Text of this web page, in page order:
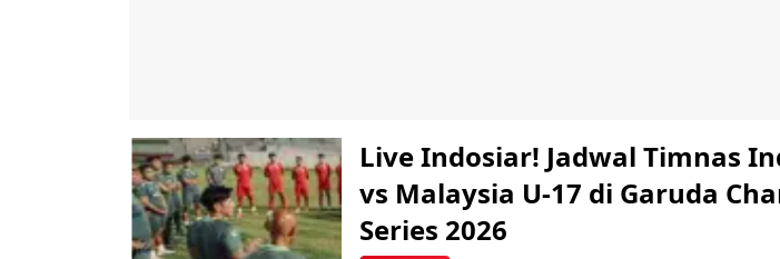
Live Indosiar! Jadwal Timnas
vs Malaysia U-17 di Garuda
Series 2026